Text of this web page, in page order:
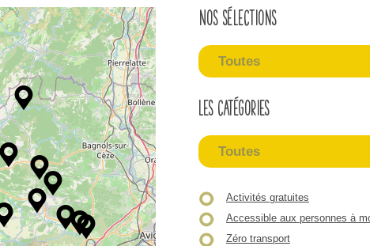
Nos sélections
Toutes
Les catégories
Toutes
Activités gratuites
Accessible aux personnes à
Zéro transport